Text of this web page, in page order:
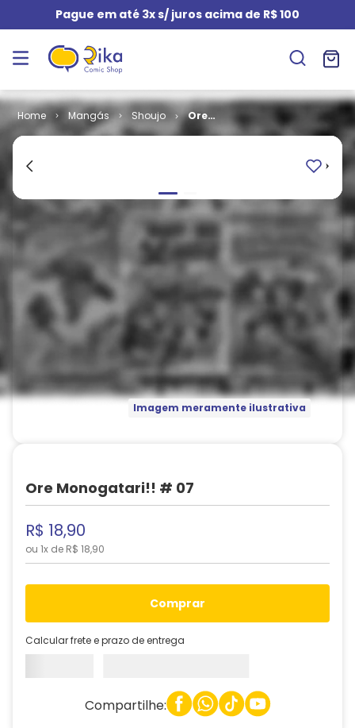
Pague em até 3x s/ juros acima de R$ 100
Mangás Shoujo
Ore
Monogatari!!
Imagem meramente ilustrativa
Ore Monogatari!! # 07
R$ 18,90
ou 1x de R$ 18,90
comprar
Calcular frete e prazo de entrega
Compartilhe: